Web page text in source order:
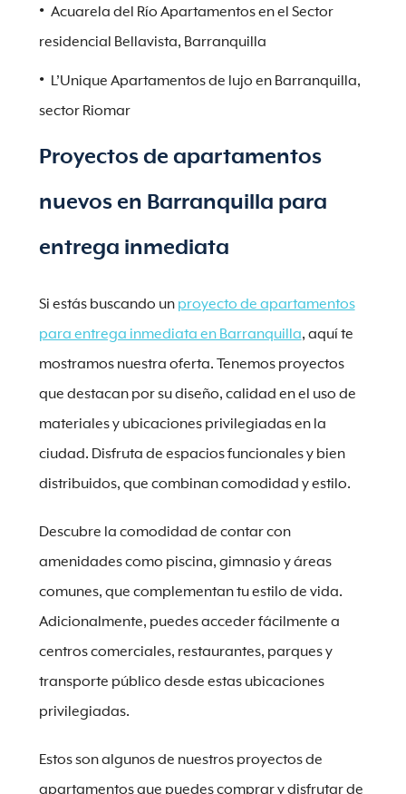
Acuarela del Río Apartamentos en el Sector
residencial Bellavista, Barranquilla
L’Unique Apartamentos de lujo en Barranquilla,
sector Riomar
Proyectos de apartamentos
nuevos en Barranquilla para
entrega inmediata
Si estás buscando un proyecto de apartamentos
para entrega inmediata en Barranquilla, aquí te
mostramos nuestra oferta. Tenemos proyectos
que destacan por su diseño, calidad en el uso de
materiales y ubicaciones privilegiadas en la
ciudad. Disfruta de espacios funcionales y bien
distribuidos, que combinan comodidad y estilo.
Descubre la comodidad de contar con
amenidades como piscina, gimnasio y áreas
comunes, que complementan tu estilo de vida.
Adicionalmente, puedes acceder fácilmente a
centros comerciales, restaurantes, parques y
transporte público desde estas ubicaciones
privilegiadas.
Estos son algunos de nuestros proyectos de
apartamentos que puedes comprar y disfrutar de